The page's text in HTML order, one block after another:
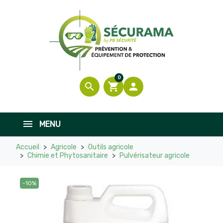
search shopping_cart
0

MENU
Accueil Agricole
Outils agricole
Chimie et Phytosanitaire
Pulvérisateur agricole
-10%